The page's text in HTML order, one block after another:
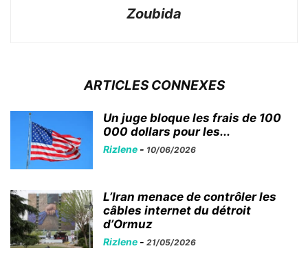
Zoubida
ARTICLES CONNEXES
Un juge bloque les frais de 100
000 dollars pour les...
Rizlene - 10/06/2026
L’Iran menace de contrôler les
câbles internet du détroit
d’Ormuz
Rizlene - 21/05/2026